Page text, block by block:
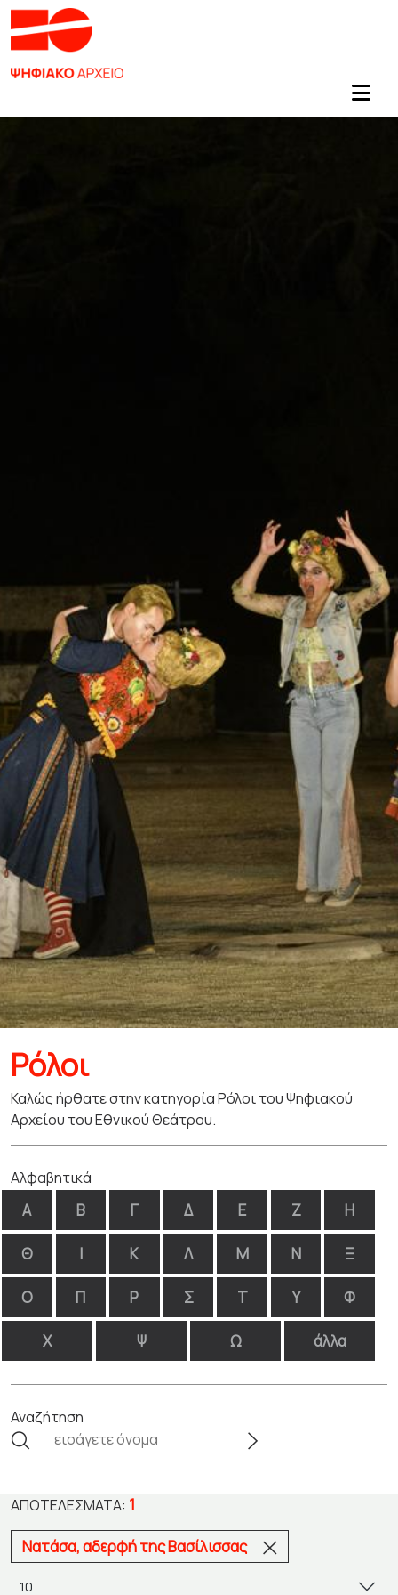
Ρόλοι
Καλώς ήρθατε στην κατηγορία Ρόλοι του Ψηφιακού
Αρχείου του Εθνικού Θεάτρου.
Αλφαβητικά
Α Β Γ Δ Ε Ζ Η
Θ Ι Κ Λ Μ Ν Ξ
Ο Π Ρ Σ Τ Υ Φ
Χ Ψ Ω άλλα
Αναζήτηση
ΑΠΟΤΕΛΈΣΜΑΤΑ: 1
Νατάσα, αδερφή της Βασίλισσας